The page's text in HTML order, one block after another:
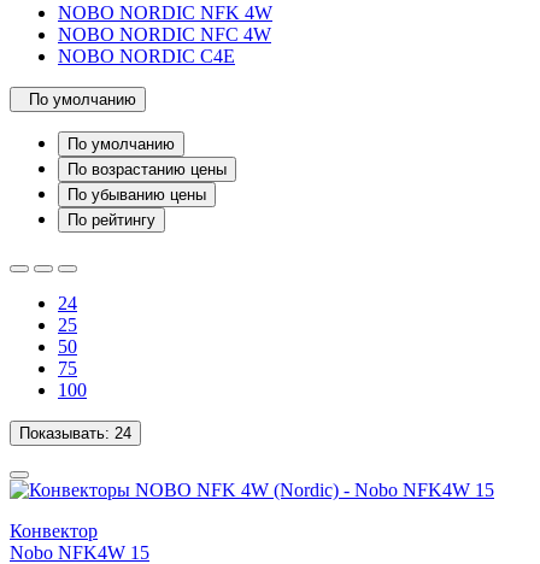
NOBO NORDIC NFK 4W
NOBO NORDIC NFC 4W
NOBO NORDIC C4E
По умолчанию
По умолчанию
По возрастанию цены
По убыванию цены
По рейтингу
24
25
50
75
100
Показывать: 24
Конвектор
Nobo NFK4W 15